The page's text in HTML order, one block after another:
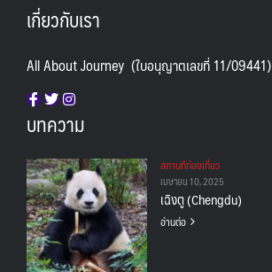
เกี่ยวกับเรา
All About Journey (ใบอนุญาตเลขที่ 11/09441)
บทความ
สถานทีท่องเที่ยว
เมษายน 10, 2025
เฉิงตู (Chengdu)
อ่านต่อ